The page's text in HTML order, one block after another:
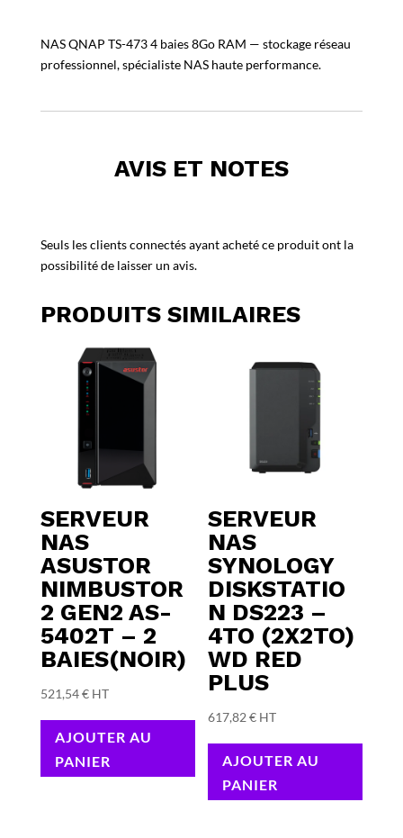
NAS QNAP TS-473 4 baies 8Go RAM — stockage réseau
professionnel, spécialiste NAS haute performance.
AVIS ET NOTES
Seuls les clients connectés ayant acheté ce produit ont la
possibilité de laisser un avis.
PRODUITS SIMILAIRES
SERVEUR
NAS
ASUSTOR
NIMBUSTOR
2 GEN2 AS-
5402T – 2
BAIES(NOIR)
521,54€ HT
AJOUTER AU
PANIER
SERVEUR
NAS
SYNOLOGY
DISKSTATIO
N DS223 –
4TO (2X2TO)
WD RED
PLUS
617,82€ HT
AJOUTER AU
PANIER